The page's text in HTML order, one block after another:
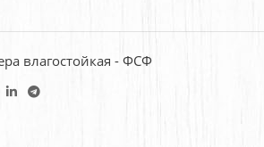
влагостойкая - ФСФ